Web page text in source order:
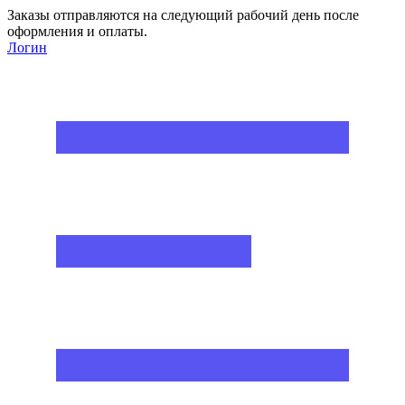
Заказы отправляются на следующий рабочий день после
оформления и оплаты.
Логин